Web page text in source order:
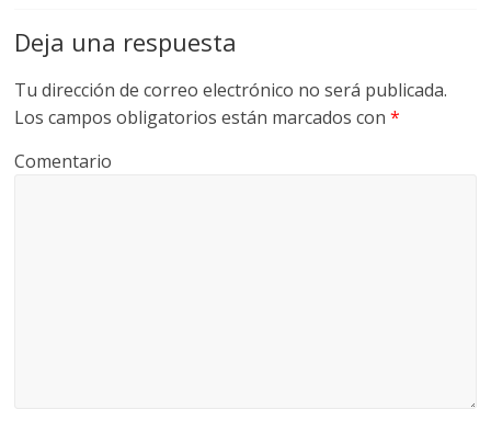
Deja una respuesta
Tu dirección de correo electrónico no será publicada.
Los campos obligatorios están marcados con*
Comentario